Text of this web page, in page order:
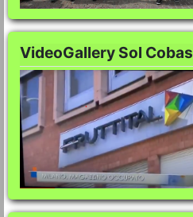
VideoGallery Sol Cobas